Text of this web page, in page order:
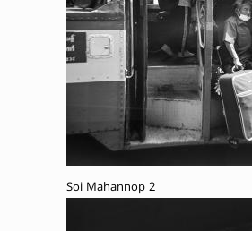
Soi Mahannop 2